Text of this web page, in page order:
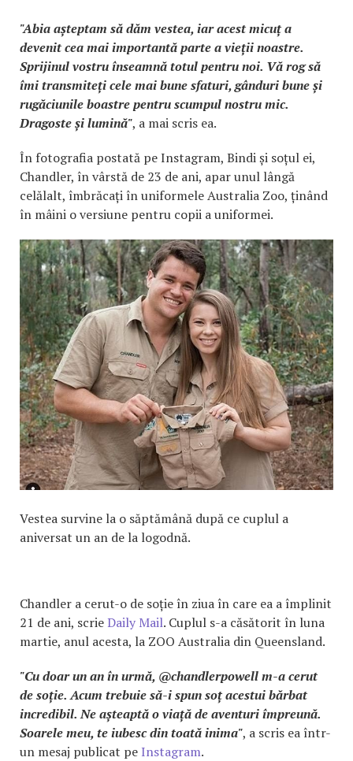
"Abia așteptam să dăm vestea, iar acest micuț a
devenit cea mai importantă parte a vieții noastre.
Sprijinul vostru înseamnă totul pentru noi. Vă rog să
îmi transmiteți cele mai bune sfaturi, gânduri bune și
rugăciunile boastre pentru scumpul nostru mic.
Dragoste și lumină", a mai scris ea.
În fotografia postată pe Instagram, Bindi și soțul ei,
Chandler, în vârstă de 23 de ani, apar unul lângă
celălalt, îmbrăcați în uniformele Australia Zoo, ținând
în mâini o versiune pentru copii a uniformei.
Vestea survine la o săptămână după ce cuplul a
aniversat un an de la logodnă.
Chandler a cerut-o de soție în ziua în care ea a împlinit
21 de ani, scrieDaily Mail. Cuplul s-a căsătorit în luna
martie, anul acesta, la ZOO Australia din Queensland.
"Cu doar un an în urmă, @chandlerpowell m-a cerut
de soție. Acum trebuie să-i spun soț acestui bărbat
incredibil. Ne așteaptă o viață de aventuri împreună.
Soarele meu, te iubesc din toată inima", a scris ea într-
un mesaj publicat pe Instagram.